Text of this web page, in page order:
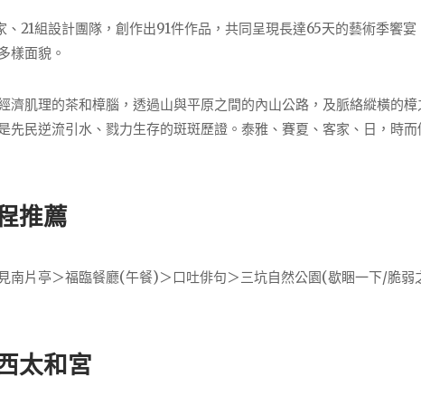
21組設計團隊，創作出91件作品，共同呈現長達65天的藝術季饗宴
樣面貌。
肌理的茶和樟腦，透過山與平原之間的內山公路，及脈絡縱橫的樟
民逆流引水、戮力生存的斑斑歷證。泰雅、賽夏、客家、日，時而
推薦
南片亭＞福臨餐廳(午餐)＞口吐俳句＞三坑自然公園(歇睏一下/脆弱
太和宮